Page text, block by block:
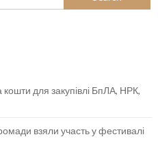
для закупівлі БпЛА, НРК,
взяли участь у фестивалі